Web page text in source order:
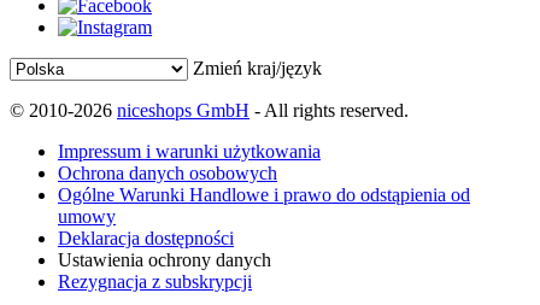
Zmień kraj/język
© 2010-2026 niceshops GmbH - All rights reserved.
Impressum i warunki użytkowania
Ochrona danych osobowych
Ogólne Warunki Handlowe i prawo do odstąpienia od
umowy
Deklaracja dostępności
Ustawienia ochrony danych
Rezygnacja z subskrypcji